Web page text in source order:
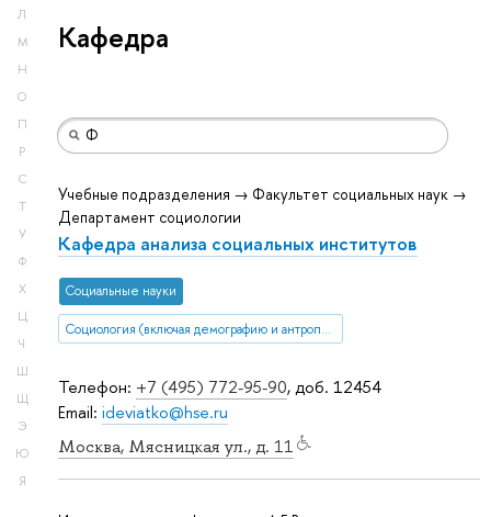
Л
М
Н
О
П
Р
С
Т
У
Ф
Х
Ц
Ч
Ш
Щ
Э
Ю
Я
Кафедра
Телефон: +7 (495) 772-95-90, доб. 12454
Email: ideviatko@hse.ru
Москва, Мясницкая ул., д. 11
Учебные подразделения → Факультет социальных наук →
Департамент социологии
Кафедра анализа социальных институтов
Социальные науки
Социология (включая демографию и антропологию)